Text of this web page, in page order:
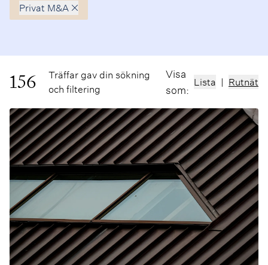
Avmarkera
Privat M&A
156
Träffar gav din sökning
och filtering
Visa
som:
Lista | Rutnät